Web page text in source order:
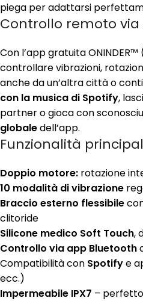
piega per adattarsi
Controllo remoto via
Con l’app gratuita
controllare vibrazioni,
anche da un’altra città o
con la musica di Spotify,
partner o gioca con
globaledell’app.
Funzionalità
Doppio motore: rotazione
10 modalità di vibrazione
Braccio esterno flessibile
clitoride
Silicone medico Soft Touch,
Controllo via app Bluetooth
Compatibilità con Spotifye
ecc.)
Impermeabile IPX7 –